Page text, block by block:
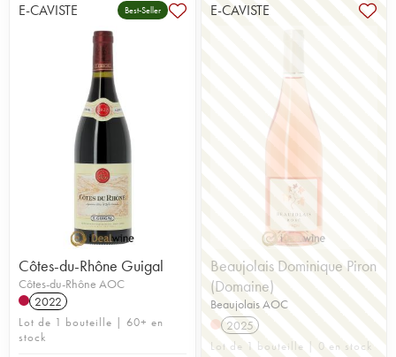
E-CAVISTE Best-Seller
Côtes-du-Rhône Guigal
Côtes-du-Rhône AOC
2022
Lot de 1 bouteille | 60+ en
stock
E-CAVISTE
Beaujolais Dominique Piron
(Domaine)
Beaujolais AOC
2025
Lot de 1 bouteille | 0 en stock